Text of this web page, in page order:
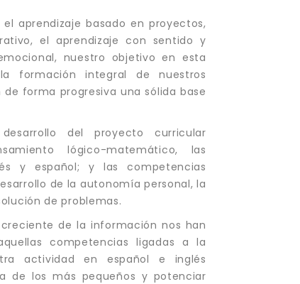
aprendizaje basado en proyectos,
el aprendizaje con sentido y
nuestro objetivo en esta
formación integral de nuestros
forma progresiva una sólida base
del proyecto curricular
lógico-matemático, las
y español; y las competencias
de la autonomía personal, la
de problemas.
de la información nos han
competencias ligadas a la
actividad en español e inglés
de los más pequeños y potenciar